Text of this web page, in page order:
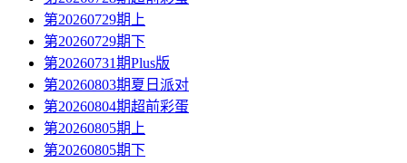
第20260729期上
第20260729期下
第20260731期Plus版
第20260803期夏日派对
第20260804期超前彩蛋
第20260805期上
第20260805期下